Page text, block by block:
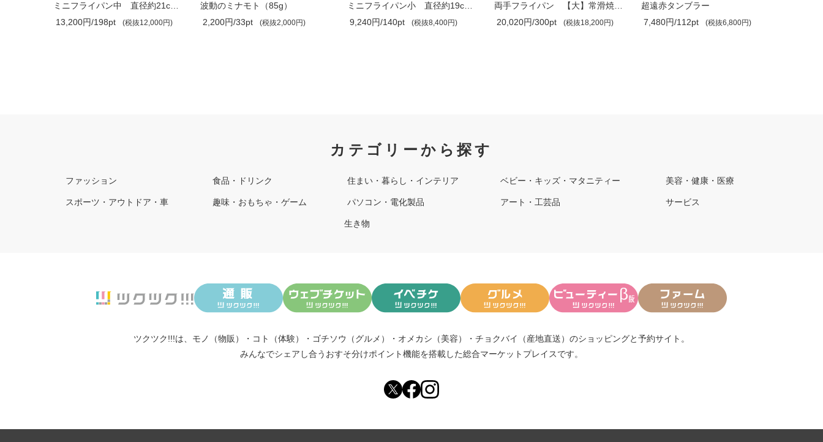
13,200円/198pt
(税抜12,000円)
波動のミナモト（85g）
2,200円/33pt
(税抜2,000円)
9,240円/140pt
(税抜8,400円)
20,020円/300pt
(税抜18,200円)
超遠赤タンブラー
7,480円/112pt
(税抜6,800円)
カテゴリーから探す
ファッション 食品・ドリンク 住まい・暮らし・インテリア ベビー・キッズ・マタニティー 美容・健康・医療
スポーツ・アウトドア・車 趣味・おもちゃ・ゲーム パソコン・電化製品 アート・工芸品 サービス
生き物
ツクツク!!!は、 モノ（物販） ・ コト（体験） ・ ゴチソウ（グルメ） ・ オメカシ（美容） ・ チョクバイ（産地直送） のショッピングと予約サイト。
みんなでシェアし合う おすそ分けポイント機能を搭載した総合マーケットプレイスです。